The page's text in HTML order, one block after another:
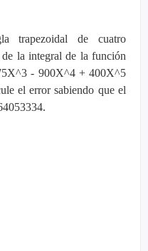
trapezoidal de cuatro
la integral de la función
- 900X^4 + 400X^5
el error sabiendo que el